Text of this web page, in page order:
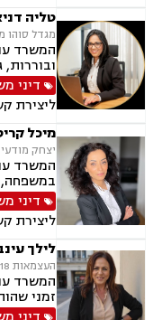
טליה
מגדל סוהו מפי 5,
המשרד
גירושין,
חלוקת
זמני
ירושות
הסכמים
דיני
ליצירת
מיכל
יצחק מודעי 2, רחובות
המשרד
במשפחה,
מזונות,
מינית,
ניכור
אלימות
דיני
ליצירת
לילך
העצמאות 18, קרית אתא
המשרד
זמני
הורי,